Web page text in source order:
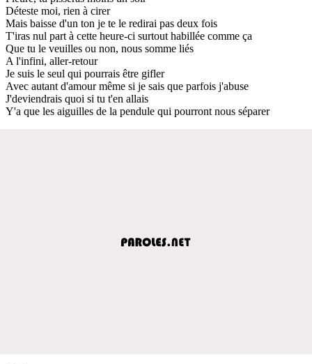
Déteste moi, rien à cirer
Mais baisse d'un ton je te le redirai pas deux fois
T'iras nul part à cette heure-ci surtout habillée comme ça
Que tu le veuilles ou non, nous somme liés
A l'infini, aller-retour
Je suis le seul qui pourrais être gifler
Avec autant d'amour même si je sais que parfois j'abuse
J'deviendrais quoi si tu t'en allais
Y'a que les aiguilles de la pendule qui pourront nous séparer